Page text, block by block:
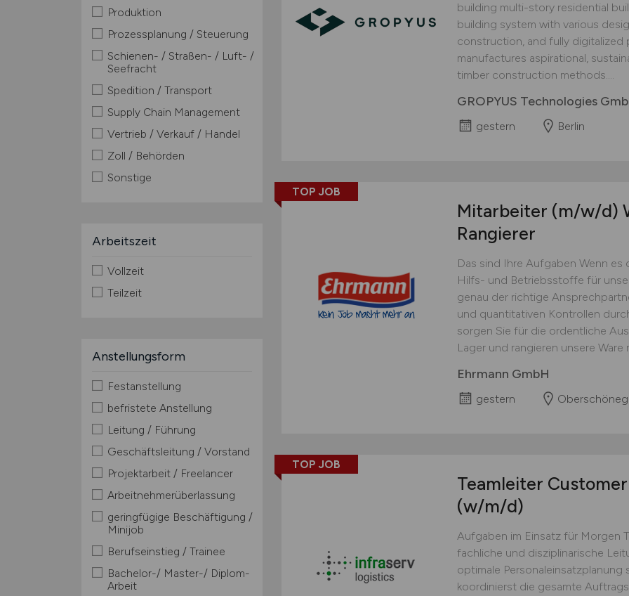
Produktion
Prozessplanung / Steuerung
Schienen- / Straßen- / Luft- /
Seefracht
Spedition / Transport
Supply Chain Management
Vertrieb / Verkauf / Handel
Zoll / Behörden
Sonstige
Arbeitszeit
Vollzeit
Teilzeit
Anstellungsform
Festanstellung
befristete Anstellung
Leitung / Führung
Geschäftsleitung / Vorstand
Projektarbeit / Freelancer
Arbeitnehmerüberlassung
geringfügige Beschäftigung /
Minijob
Berufseinstieg / Trainee
Bachelor-/ Master-/ Diplom-
Arbeit
building multi-story residential
building system with various
construction, and fully digitalized
manufactures aspirational,
timber construction methods....
GROPYUS Technologies
gestern Berlin
TOP JOB
Mitarbeiter (m/w/d)
Rangierer
Das sind Ihre Aufgaben Wenn
Hilfs- und Betriebsstoffe für
genau der richtige
und quantitativen Kontrollen
sorgen Sie für die ordentliche
Lager und rangieren unsere Ware
Ehrmann GmbH
gestern
TOP JOB
Teamleiter
(w/m/d)
Aufgaben im Einsatz für Morgen
fachliche und disziplinarische
optimale Personaleinsatzplanung
koordinierst die gesamte